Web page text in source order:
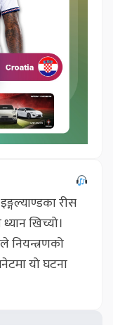
रीस
खिच्यो।
नियन्त्रणको
यो घटना